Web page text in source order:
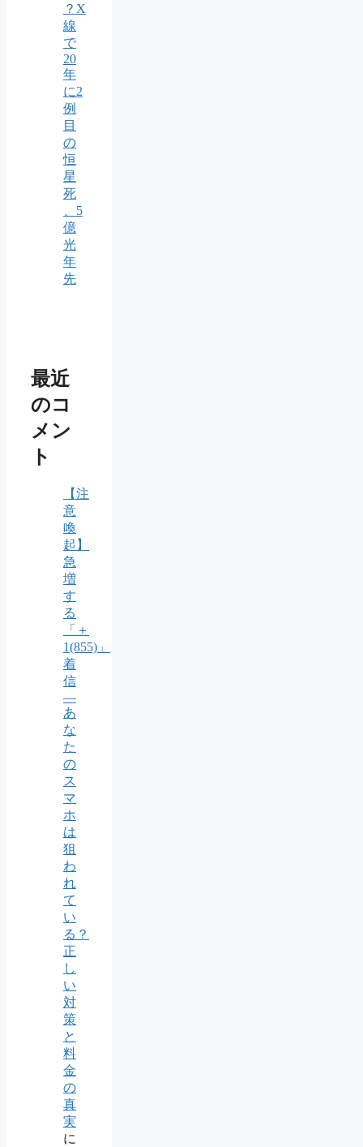
？X
線
で
20
年
に2
例
目
の
恒
星
死
、5
億
光
年
先
最近
のコ
メン
ト
【注
意
喚
起】
急
増
す
る
「＋
1(855)」
着
信
―
あ
な
た
の
ス
マ
ホ
は
狙
わ
れ
て
い
る？
正
し
い
対
策
と
料
金
の
真
実
に